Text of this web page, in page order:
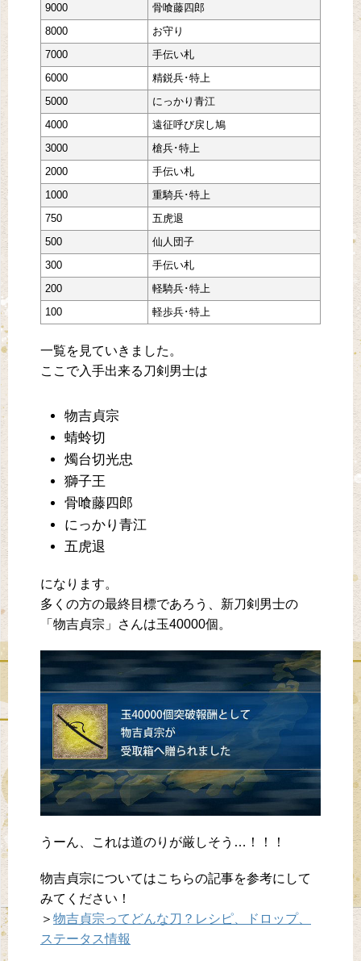
9000
骨喰藤四郎
8000
お守り
7000
手伝い札
6000
精鋭兵･特上
5000
にっかり青江
4000
遠征呼び戻し鳩
3000
槍兵･特上
2000
手伝い札
1000
重騎兵･特上
750
五虎退
500
仙人団子
300
手伝い札
200
軽騎兵･特上
100
軽歩兵･特上
一覧を見ていきました。
ここで入手出来る刀剣男士は
物吉貞宗
蜻蛉切
燭台切光忠
獅子王
骨喰藤四郎
にっかり青江
五虎退
になります。
多くの方の最終目標であろう、新刀剣男士の
「物吉貞宗」さんは玉40000個。
うーん、これは道のりが厳しそう…！！！
物吉貞宗についてはこちらの記事を参考にして
みてください！
＞ 物吉貞宗ってどんな刀？レシピ、ドロップ、
ステータス情報